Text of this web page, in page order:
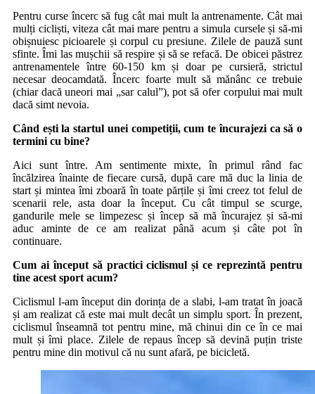
Pentru curse încerc să fug cât mai mult la antrenamente. Cât mai
mulți cicliști, viteza cât mai mare pentru a simula cursele și să-mi
obișnuiesc picioarele și corpul cu presiune. Zilele de pauză sunt
sfinte. Îmi las mușchii să respire și să se refacă. De obicei păstrez
antrenamentele între 60-150 km și doar pe cursieră, strictul
necesar deocamdată. Încerc foarte mult să mănânc ce trebuie
(chiar dacă uneori mai „sar calul”), pot să ofer corpului mai mult
dacă simt nevoia.
Când ești la startul unei competiții, cum te încurajezi ca să o
termini cu bine?
Aici sunt între. Am sentimente mixte, în primul rând fac
încălzirea înainte de fiecare cursă, după care mă duc la linia de
start și mintea îmi zboară în toate părțile și îmi creez tot felul de
scenarii rele, asta doar la început. Cu cât timpul se scurge,
gandurile mele se limpezesc și încep să mă încurajez și să-mi
aduc aminte de ce am realizat până acum și câte pot în
continuare.
Cum ai început să practici ciclismul și ce reprezintă pentru
tine acest sport acum?
Ciclismul l-am început din dorința de a slabi, l-am tratat în joacă
și am realizat că este mai mult decât un simplu sport. În prezent,
ciclismul înseamnă tot pentru mine, mă chinui din ce în ce mai
mult și îmi place. Zilele de repaus încep să devină puțin triste
pentru mine din motivul că nu sunt afară, pe bicicletă.